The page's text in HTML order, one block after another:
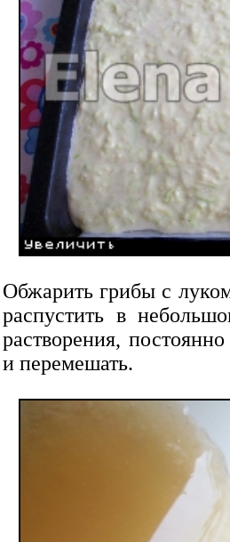
Обжарить грибы с
распустить в
растворения,
и перемешать.